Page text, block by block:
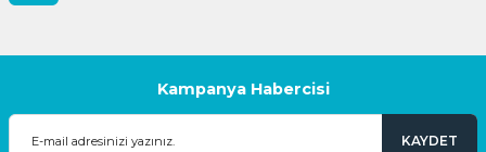
Kampanya Habercisi
KAYDET